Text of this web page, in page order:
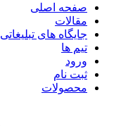
صفحه اصلی
مقالات
جایگاه های تبلیغاتی
تیم ها
ورود
ثبت نام
محصولات